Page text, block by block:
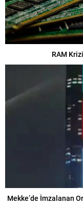
RAM
Mekke’de İmzalanan